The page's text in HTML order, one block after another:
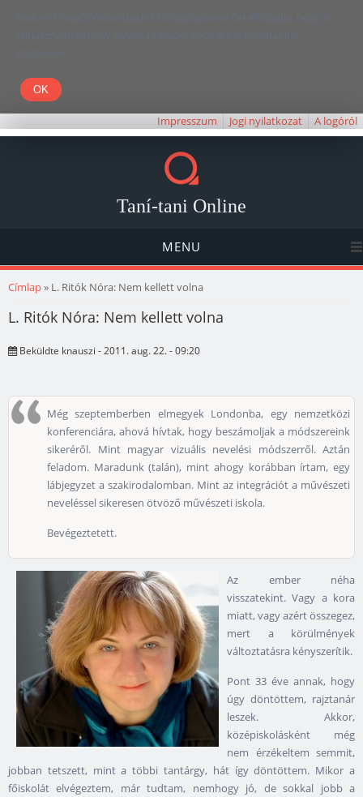
Kedves Olvasó! Weboldalunk böngészésével Ön elfogadja, hogy a
felhasználói élmény javítása céljából cookie-kat használunk.
Köszönjük!
Impresszum Jogi nyilatkozat A logóról
Taní-tani Online
MENU
Jelenlegi hely
Címlap» L. Ritók Nóra: Nem kellett volna
L. Ritók Nóra: Nem kellett volna
Beküldte knauszi - 2011. aug. 22. - 09:20
Még szeptemberben elmegyek Londonba, egy nemzetközi
konferenciára, ahová hívtak, hogy beszámoljak a módszereink
sikeréről. Mint magyar vizuális nevelési módszerről. Aztán
feladom. Maradunk (talán), mint ahogy korábban írtam, egy
lábjegyzet a szakirodalomban. Mint az integrációt a művészeti
neveléssel sikeresen ötvöző művészeti iskola.
Bevégeztetett.
Az ember néha
visszatekint. Vagy a kora
miatt, vagy azért összegez,
mert a körülmények
változtatásra kényszerítik.
Pont 33 éve annak, hogy
úgy döntöttem, rajztanár
leszek. Akkor,
középiskolásként még
nem érzékeltem semmit,
jobban tetszett, mint a többi tantárgy, hát így döntöttem. Mikor a
főiskolát elvégeztem, már tudtam, nemhogy jó, de sokkal jobb a